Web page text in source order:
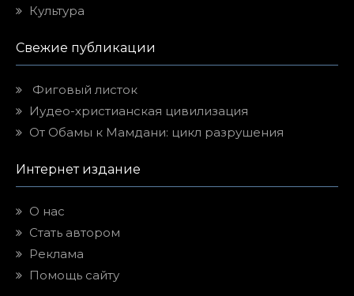
Культура
Свежие публикации
Фиговый листок
Иудео-христианская цивилизация
От Обамы к Мамдани: цикл разрушения
Интернет издание
О нас
Стать автором
Реклама
Помощь сайту